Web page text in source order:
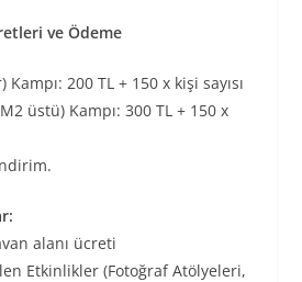
ve Ödeme
Kampı: 200 TL + 150 x kişi sayısı
üstü) Kampı: 300 TL + 150 x
alanı ücreti
Etkinlikler (Fotoğraf Atölyeleri,